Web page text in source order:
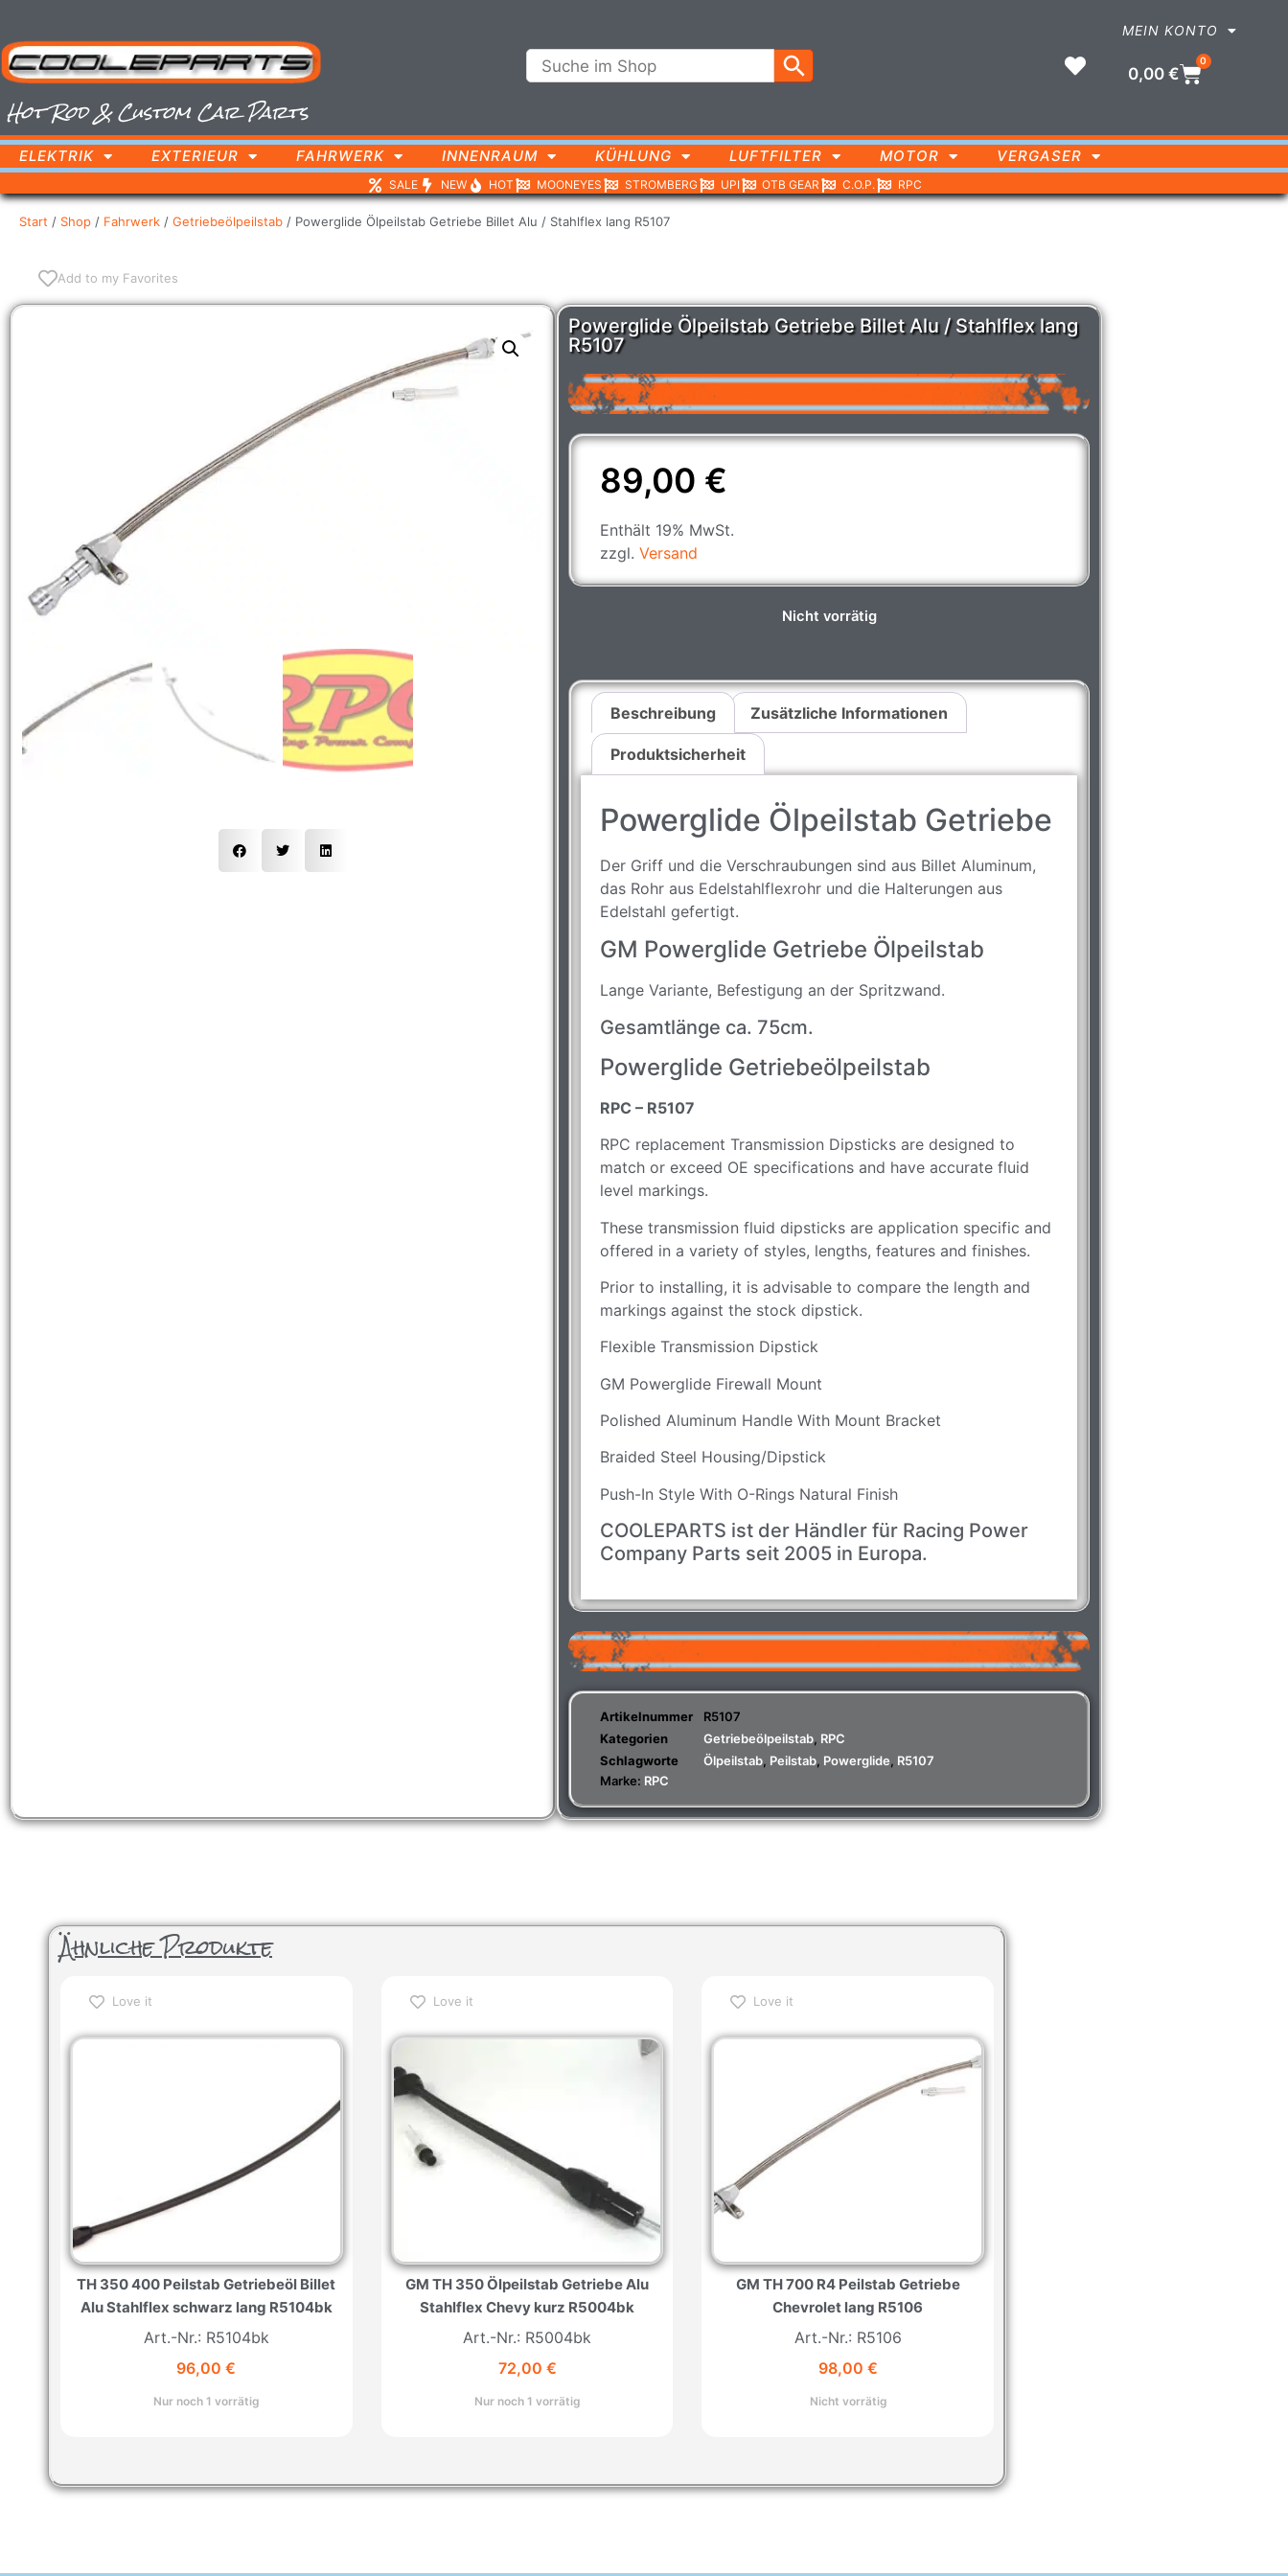
Hot Rod & Custom Car Parts
MEIN KONTO
0,00 €
0
ELEKTRIK EXTERIEUR FAHRWERK INNENRAUM KÜHLUNG LUFTFILTER MOTOR VERGASER
SALE NEW HOT MOONEYES STROMBERG UPI OTB GEAR C.O.P. RPC
Start / Shop / Fahrwerk / Getriebeölpeilstab / Powerglide Ölpeilstab Getriebe Billet Alu / Stahlflex lang R5107
Add to my Favorites
Powerglide Ölpeilstab Getriebe Billet Alu / Stahlflex lang
R5107
89,00 €
Enthält 19% MwSt.
zzgl. Versand
Nicht vorrätig
Beschreibung Zusätzliche Informationen
Produktsicherheit
Powerglide Ölpeilstab Getriebe
Der Griff und die Verschraubungen sind aus Billet Aluminum,
das Rohr aus Edelstahlflexrohr und die Halterungen aus
Edelstahl gefertigt.
GM Powerglide Getriebe Ölpeilstab
Lange Variante, Befestigung an der Spritzwand.
Gesamtlänge ca. 75cm.
Powerglide Getriebeölpeilstab
RPC – R5107
RPC replacement Transmission Dipsticks are designed to
match or exceed OE specifications and have accurate fluid
level markings.
These transmission fluid dipsticks are application specific and
offered in a variety of styles, lengths, features and finishes.
Prior to installing, it is advisable to compare the length and
markings against the stock dipstick.
Flexible Transmission Dipstick
GM Powerglide Firewall Mount
Polished Aluminum Handle With Mount Bracket
Braided Steel Housing/Dipstick
Push-In Style With O-Rings Natural Finish
COOLEPARTS ist der Händler für Racing Power
Company Parts seit 2005 in Europa.
Artikelnummer
R5107
Kategorien
Getriebeölpeilstab, RPC
Schlagworte
Ölpeilstab, Peilstab, Powerglide, R5107
Marke: RPC
Ähnliche Produkte
Love it
TH 350 400 Peilstab Getriebeöl Billet
Alu Stahlflex schwarz lang R5104bk
Art.-Nr.: R5104bk
96,00€
Nur noch 1 vorrätig
Love it
GM TH 350 Ölpeilstab Getriebe Alu
Stahlflex Chevy kurz R5004bk
Art.-Nr.: R5004bk
72,00 €
Nur noch 1 vorrätig
Love it
GM TH 700 R4 Peilstab Getriebe
Chevrolet lang R5106
Art.-Nr.: R5106
98,00 €
Nicht vorrätig